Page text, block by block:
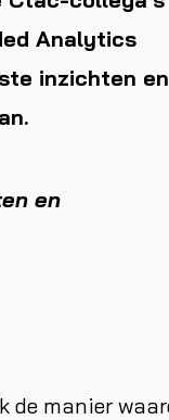
Analytics
inzichten en
en
de manier